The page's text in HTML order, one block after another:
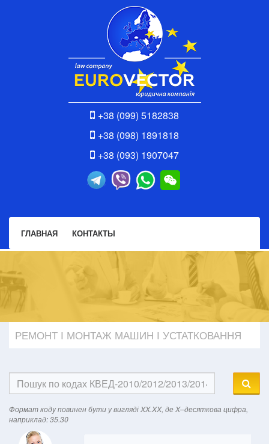
+38 (099) 5182838
+38 (098) 1891818
+38 (093) 1907047
ГЛАВНАЯ КОНТАКТЫ
РЕМОНТ І МОНТАЖ МАШИН І УСТАТКОВАННЯ
Формат кодy повинен бути у вигляді XX.XX, де X–десяткова цифра,
наприклад: 35.30